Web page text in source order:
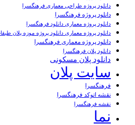
دانلود پروژه طراحی معماری فرهنگسرا
دانلود پروژه فرهنگسرا
دانلود پروژه معماری دانلود فرهنگسرا
دانلود پروژه معماری دانلود پروژه موزه پلان
دانلود پروژه معماری فرهنگسرا
دانلود پلان فرهنگسرا
دانلود پلان مسکونی
سایت پلان
فرهنگسرا
نقشه اتوکد فرهنگسرا
نقشه فرهنگسرا
نما